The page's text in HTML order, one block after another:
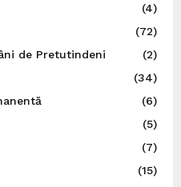
(4)
(72)
de Pretutindeni
(2)
(34)
(6)
(5)
(7)
(15)